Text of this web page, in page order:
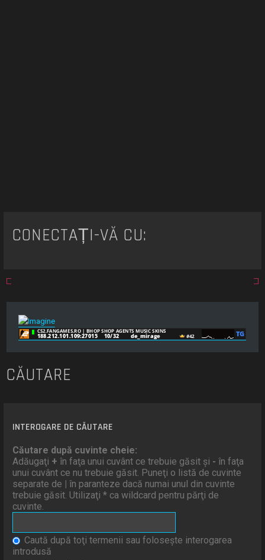
CONECTAȚI-VĂ CU:
CĂUTARE
INTEROGARE DE CĂUTARE
Căutare după cuvinte cheie:
Adăugaţi + în faţa unui cuvânt ce trebuie găsit şi - în faţa
unui cuvânt ce nu trebuie găsit. Puneţi o listă de cuvinte
separate de | în paranteze dacă numai unul din cuvinte
trebuie găsit. Utilizaţi * ca wildcard pentru părţi de
cuvinte.
Caută după toţi termenii sau foloseşte interogarea
introdusă